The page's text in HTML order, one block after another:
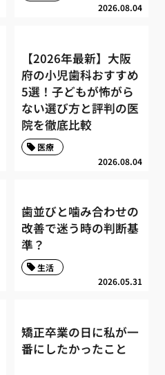
2026.08.04
【2026年最新】大阪
府の小児歯科おすすめ
5選！子どもが怖がら
ない選び方と評判の医
院を徹底比較
2026.08.04
医療
歯並びと噛み合わせの
改善で迷う時の判断基
準？
2026.05.31
生活
矯正卒業の日に私が一
番にしたかったこと